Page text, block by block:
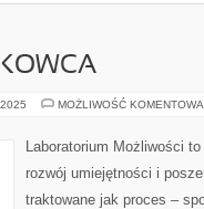
MOŻLIWOŚĆ
Laboratorium Możliwości
rozwój umiejętności i
traktowane jak proces –